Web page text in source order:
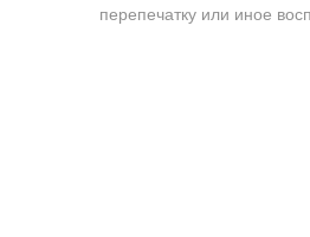
перепечатку или иное